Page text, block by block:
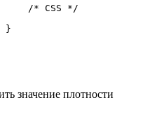
/* CSS */
}
значение плотности